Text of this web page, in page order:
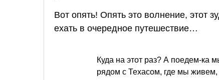
Вот опять! Опять это волнение, этот
ехать в очередное путешествие…
Куда на этот раз? А поедем-ка
рядом с Техасом, где мы